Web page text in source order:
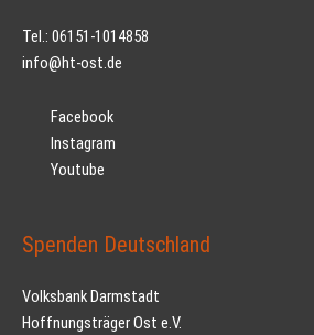
Tel.: 06151-1014858
info@ht-ost.de
Facebook
Instagram
Youtube
Spenden Deutschland
Volksbank Darmstadt
Hoffnungsträger Ost e.V.